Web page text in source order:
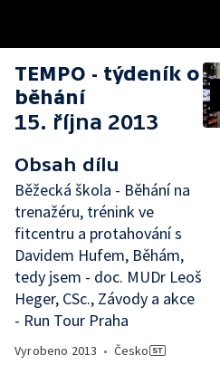
TEMPO - týdeník o
běhání
15. října 2013
Obsah dílu
Běžecká škola - Běhání na
trenažéru, trénink ve
fitcentru a protahování s
Davidem Hufem, Běhám,
tedy jsem - doc. MUDr Leoš
Heger, CSc., Závody a akce
- Run Tour Praha
Vyrobeno 2013 • Česko